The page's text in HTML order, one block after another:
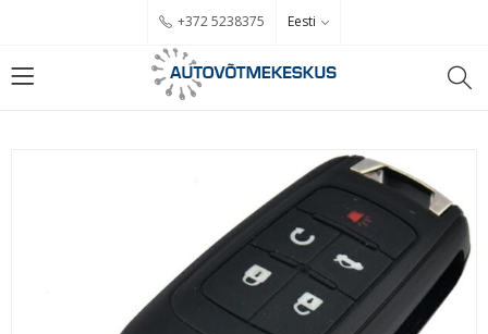
+372 5238375 Eesti